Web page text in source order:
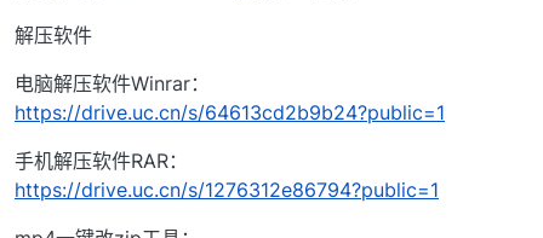
解压软件
电脑解压软件Winrar：
https://drive.uc.cn/s/64613cd2b9b24?public=1
手机解压软件RAR：
https://drive.uc.cn/s/1276312e86794?public=1